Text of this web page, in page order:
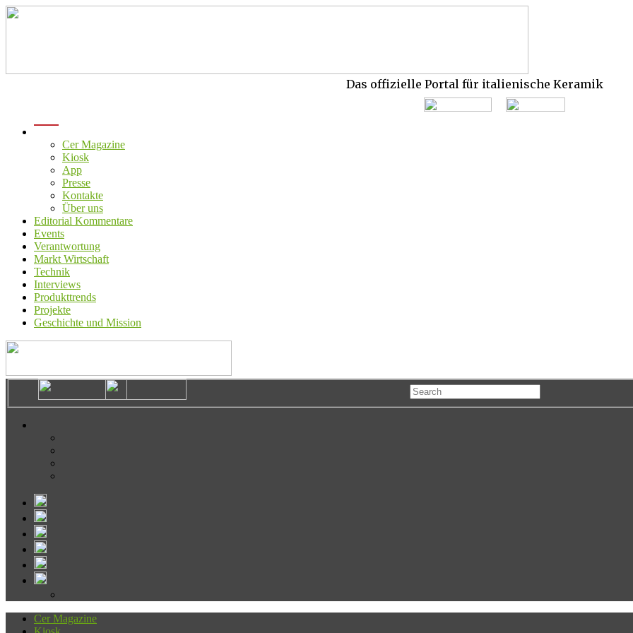
Das offizielle Portal für italienische Keramik
Cer Magazine
Kiosk
App
Presse
Kontakte
Über uns
Editorial Kommentare
Events
Verantwortung
Markt Wirtschaft
Technik
Interviews
Produkttrends
Projekte
Geschichte und Mission
Cer Magazine